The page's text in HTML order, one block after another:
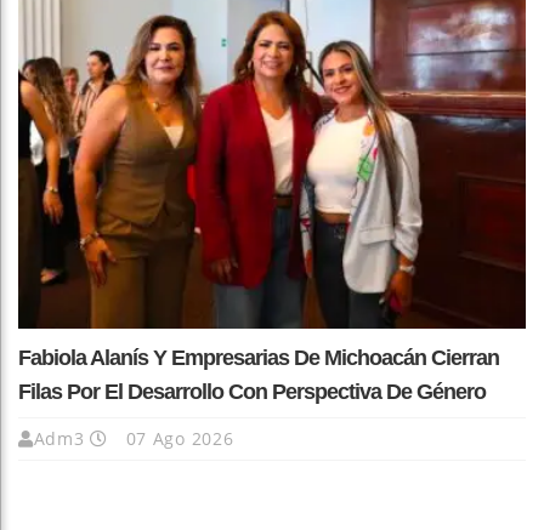
Fabiola Alanís Y Empresarias De Michoacán Cierran
Filas Por El Desarrollo Con Perspectiva De Género
Adm3 07 Ago 2026